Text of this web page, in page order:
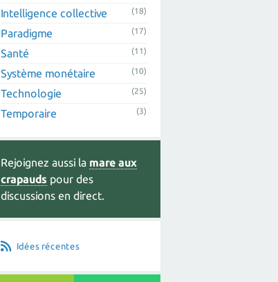
Intelligence collective (18)
Paradigme (17)
Santé (11)
Système monétaire (10)
Technologie (25)
Temporaire (3)
Rejoignez aussi la mare aux
crapauds pour des
discussions en direct.
Idées récentes